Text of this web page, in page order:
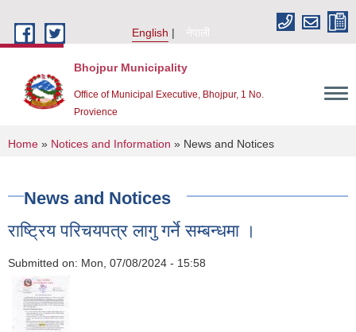
English
नेपाली
Bhojpur Municipality
Office of Municipal Executive, Bhojpur, 1 No.
Provience
You are here
Home » Notices and Information » News and Notices
News and Notices
राष्ट्रिय परिचयपत्र लागु गर्ने सम्बन्धमा ।
Submitted on: Mon, 07/08/2024 - 15:58